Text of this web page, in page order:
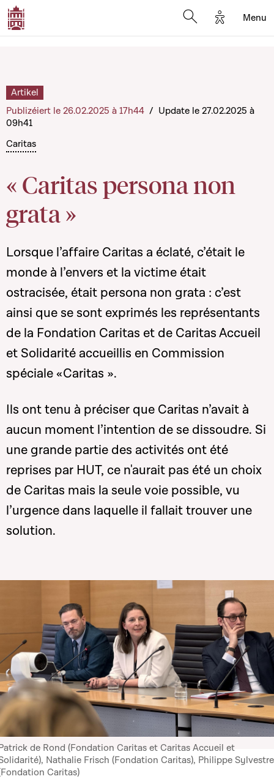
Options
Menu
Caritas
« Caritas persona non
grata »
Artikel
Publizéiert le 26.02.2025 à 17h44 / Update le 27.02.2025 à
09h41
Lorsque l’affaire Caritas a éclaté, c’était le
monde à l’envers et la victime était
ostracisée, était persona non grata : c’est
ainsi que se sont exprimés les représentants
de la Fondation Caritas et de Caritas Accueil
et Solidarité accueillis en Commission
spéciale «Caritas ».
Ils ont tenu à préciser que Caritas n’avait à
aucun moment l’intention de se dissoudre. Si
une grande partie des activités ont été
reprises par HUT, ce n'aurait pas été un choix
de Caritas mais la seule voie possible, vu
l’urgence dans laquelle il fallait trouver une
solution.
de Rond (Fondation Caritas et Caritas Accueil et
Nathalie Frisch (Fondation Caritas), Philippe Sylvestre
Caritas)